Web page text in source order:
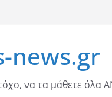
news.gr
να τα μάθετε όλα